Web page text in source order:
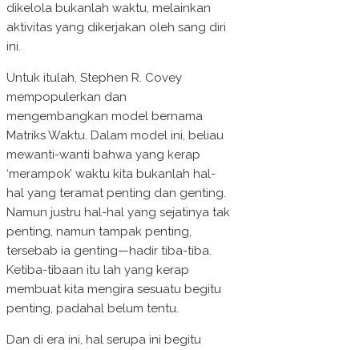
dikelola bukanlah waktu, melainkan
aktivitas yang dikerjakan oleh sang diri
ini.
Untuk itulah, Stephen R. Covey
mempopulerkan dan
mengembangkan model bernama
Matriks Waktu. Dalam model ini, beliau
mewanti-wanti bahwa yang kerap
‘merampok’ waktu kita bukanlah hal-
hal yang teramat penting dan genting.
Namun justru hal-hal yang sejatinya tak
penting, namun tampak penting,
tersebab ia genting—hadir tiba-tiba.
Ketiba-tibaan itu lah yang kerap
membuat kita mengira sesuatu begitu
penting, padahal belum tentu.
Dan di era ini, hal serupa ini begitu